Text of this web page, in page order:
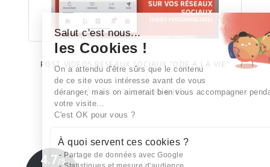
Salut c'est nous...
les Cookies !
On a attendu d'être sûrs que le contenu
de ce site vous intéresse avant de vous
déranger, mais on aimerait bien vous accompagner pendant
votre visite...
C'est OK pour vous ?
À quoi servent ces cookies ?
Partage de données avec Google
POST VIDÉOS RÉSEAUX SOCIAUX "ODE À LA VIE"
À partir de 215,00 € HT